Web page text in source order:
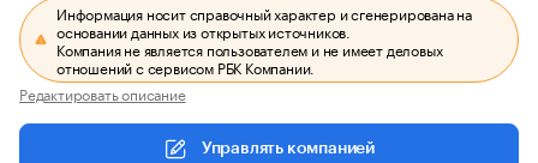
Информация носит справочный характер и сгенерирована на
основании данных из открытых источников.
Компания не является пользователем и не имеет деловых
отношений с сервисом РБК Компании.
Редактировать описание
Управлять компанией